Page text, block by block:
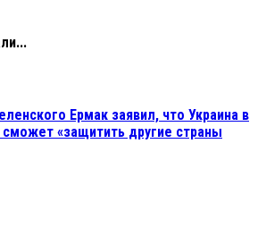
Ермак заявил, что Украина в
«защитить другие страны